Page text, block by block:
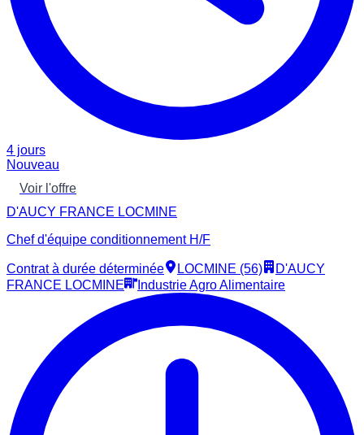
4 jours
Nouveau
Voir l'offre
D'AUCY FRANCE LOCMINE
Chef d'équipe conditionnement H/F
Contrat à durée déterminée LOCMINE (56)
D'AUCY
FRANCE LOCMINE
Industrie Agro Alimentaire